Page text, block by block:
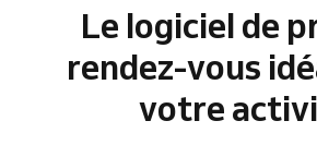
Le logiciel de
rendez-vous
votre